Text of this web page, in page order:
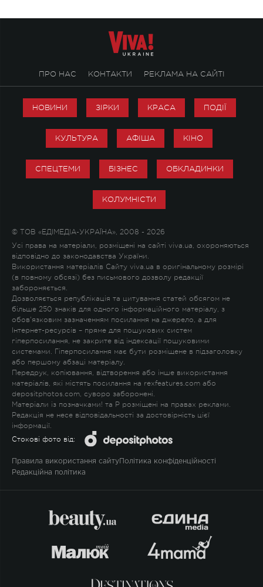
ПРО НАС КОНТАКТИ РЕКЛАМА НА САЙТІ
НОВИНИ ЗІРКИ КРАСА ПОДІЇ
КУЛЬТУРА АФІША КІНО
СПЕЦТЕМИ БІЗНЕС ОБКЛАДИНКИ
КОЛУМНІСТИ
© ТОВ «ЕДІМЕДІА-УКРАЇНА», 2008 - 2026
Усі права на матеріали, розміщені на сайті viva.ua, охороняються
відповідно до законодавства України.
Використання матеріалів Сайту viva.ua в оригінальному розмірі
(в повному обсязі) без письмового дозволу редакції
забороняється.
Дозволяється републікація та цитування статей обсягом не
більше 250 знаків для одного інформаційного матеріалу, з
обов'язковим зазначенням посилання на джерело, а для
Інтернет-ресурсів – пряме для пошукових систем
гіперпосилання, не закрите від індексації пошуковими
системами. Гіперпосилання має бути розміщене в підзаголовку
або першому абзаці матеріалу.
Передрук, копіювання, відтворення або інше використання
матеріалів, які містять посилання на rexfeatures.com або
depositphotos.com, суворо заборонені.
Матеріали із позначками! та P розміщені на правах реклами.
Редакція не несе відповідальності за достовірність цієї
інформації.
Стокові фото від:
Правила використання сайту Політика конфіденційності
Редакційна політика